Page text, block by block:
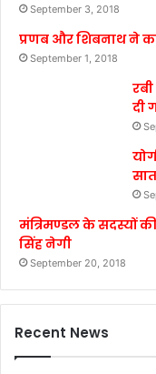
September 3, 2018
प्रणब और शिबनाथ ने
September 1, 2018
दी
मंत्रिमण्डल के सदस्यों
सिंह नेगी
September 20, 2018
Recent News